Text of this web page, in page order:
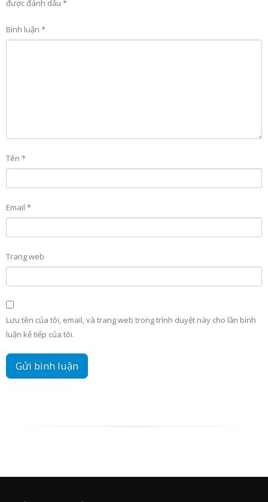
được đánh dấu *
Bình luận *
Tên *
Email *
Trang web
Lưu tên của tôi, email, và trang web trong trình duyệt này cho lần bình
luận kế tiếp của tôi.